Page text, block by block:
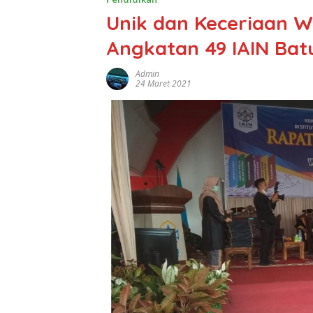
Unik dan Keceriaan
Angkatan 49 IAIN
Admin
24 Maret 2021